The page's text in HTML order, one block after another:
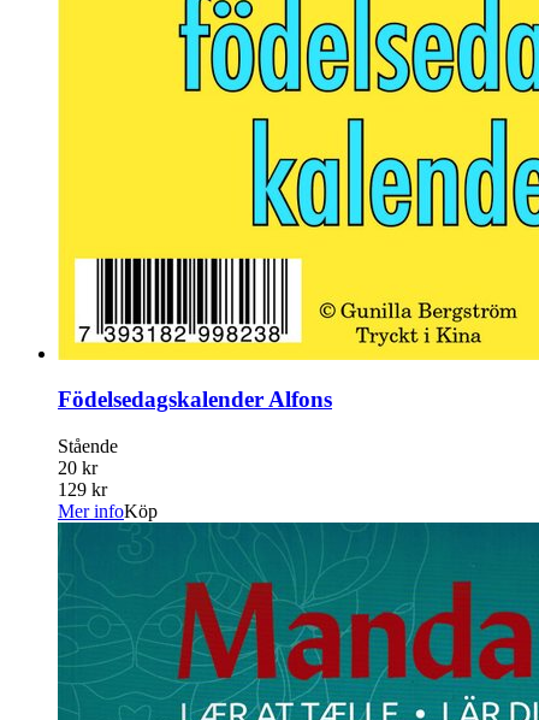
Födelsedagskalender Alfons
Stående
20 kr
129 kr
Mer infoKöp